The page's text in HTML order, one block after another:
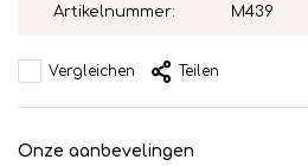
Artikelnummer: M439
Vergleichen Teilen
Onze aanbevelingen